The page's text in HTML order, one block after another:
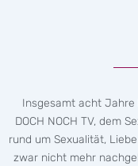
Insgesamt acht Jahre
DOCH NOCH TV, dem
rund um Sexualität,
zwar nicht mehr